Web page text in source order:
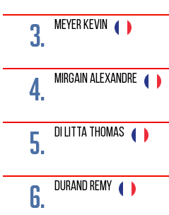
3. MEYER KEVIN
4. MIRGAIN ALEXANDRE
5. DI LITTA THOMAS
6. DURAND REMY